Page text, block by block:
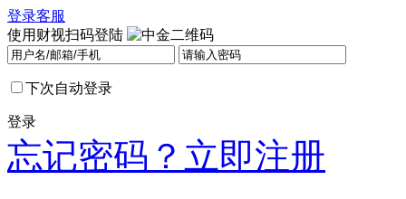
登录客服
使用财视扫码登陆
下次自动登录
登录
忘记密码？ 立即注册